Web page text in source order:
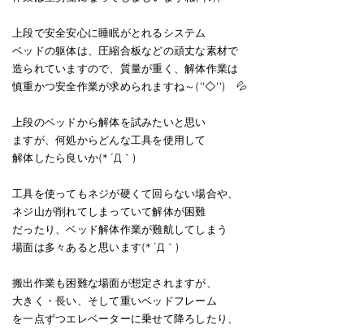
上段で安全安心に睡眠がとれるシステム
ベッドの躯体は、圧縮合板などの頑丈な素材で
造られていますので、質量が重く、解体作業は
慎重かつ安全作業が求められますね～(''◇'')ゞ💦
上段のベッドから解体を試みたいと思い
ますが、何処からどんな工具を使用して
解体したら良いか(*´Д｀)
工具を使ってもネジが硬くて回らない場合や、
ネジ山が削れてしまっていて解体が困難
だったり、ベッド解体作業が難航してしまう
場面は多々あると思います(*´Д｀)
搬出作業も困難な場面が想定されますが、
大きく・長い、そして重いベッドフレーム
を一点ずつエレベーターに乗せて降ろしたり、